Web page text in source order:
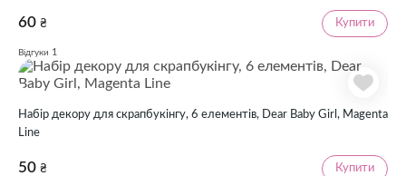
60 ₴ Купити
Відгуки 1
Набір декору для скрапбукінгу, 6 елементів, Dear Baby Girl, Magenta
Line
50 ₴ Купити